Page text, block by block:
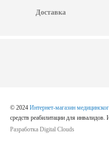
Доставка
© 2024 Интернет-магазин
средств реабилитации для
Разработка Digital Clouds